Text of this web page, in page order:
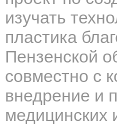
изучать
пластика
Пензенской
совместно с
внедрение и
медицинских